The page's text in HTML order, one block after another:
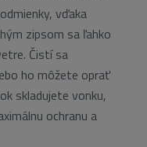
vďaka
zipsom sa ľahko
Čistí sa
ho môžete oprať
skladujete vonku,
ochranu a